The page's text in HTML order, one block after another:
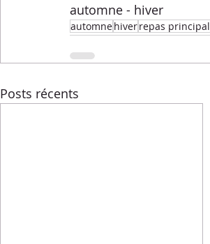
automne - hiver
automnehiverrepas principal
Posts récents